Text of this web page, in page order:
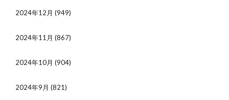
2024年12月 (949)
2024年11月 (867)
2024年10月 (904)
2024年9月 (821)